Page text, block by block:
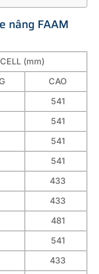
nâng FAAM
(mm)
CAO
541
541
541
541
433
433
481
541
433